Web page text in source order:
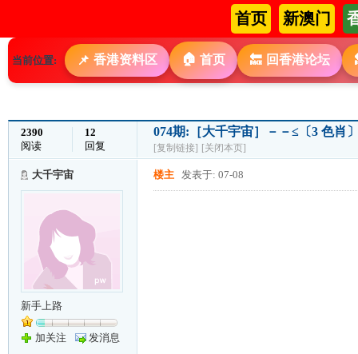
首页 新澳门
当前位置: 📌 香港资料区 🏠 首页 🔙 回香港论坛
2390
阅读
12
回复
074期:［大千宇宙］－－≤〔3 色肖
[复制链接] [关闭本页]
大千宇宙
新手上路
加关注 发消息
楼主 发表于: 07-08